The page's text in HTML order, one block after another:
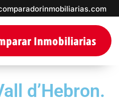
Inmobiliarias
d’Hebron.